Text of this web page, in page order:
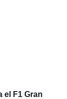
el F1 Gran